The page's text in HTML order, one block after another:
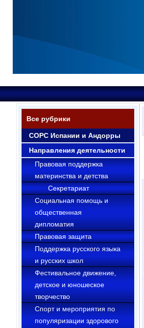
Все рубрики
СОРС Испании и Андорры
Направления деятельности
Правовая поддержка
материнства и детства
Секрeтариат
Социальная помощь и
общественная
дипломатия
Правовая защита
Поддержка русского языка
и русских школ
Фестивальное движение,
детское и юношеское
творчество
Cпорт и мероприятия по
популяризации здорового